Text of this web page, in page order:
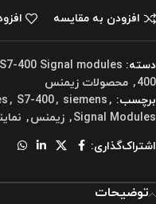
افزودن به مقایسه
دسته: S7-400 Signal modules
400
, محصولات زیمنس
برچسب:
, S7-400, siemens,
Signal Modules
, زیمنس,
اشتراک‌گذاری:
توضیحات